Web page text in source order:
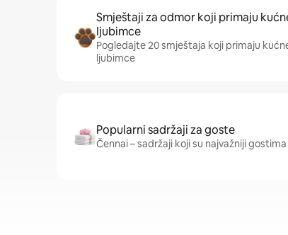
Smještaji za odmor koji primaju
ljubimce
Pogledajte 20 smještaja koji primaju
ljubimce
Popularni sadržaji za goste
Čennai – sadržaji koji su najvažniji